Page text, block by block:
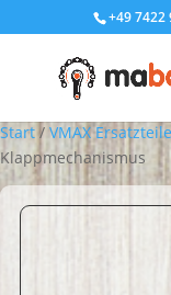
+49 7422
Start / VMAX
Klappmechanismus